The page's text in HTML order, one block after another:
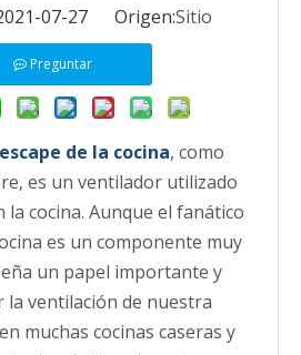
07-27 Origen:Sitio
Preguntar
de la cocina, como
es un ventilador utilizado
la cocina. Aunque el fanático
es un componente muy
un papel importante y
la ventilación de nuestra
muchas cocinas caseras y